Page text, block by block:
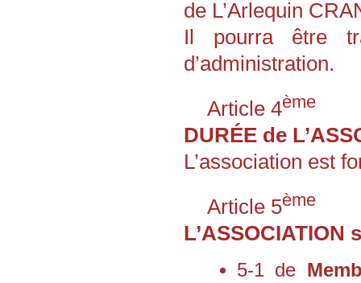
de L’Arlequin
Il pourra être
d’administration.
Article 4ème
DURÉE de
L’association est
Article 5ème
L’ASSOCIATION
5-1 de